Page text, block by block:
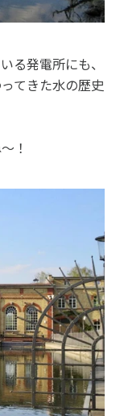
る発電所にも、
てきた水の歴史
！